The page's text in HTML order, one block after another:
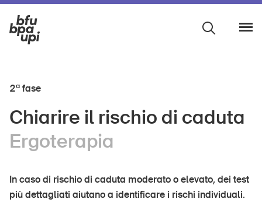
Studio medico
Assistenza e cure a domicilio
Fisioterapia
Ergoterapia
2a fase
Chiarire il rischio di caduta
Ergoterapia
In caso di rischio di caduta moderato o elevato, dei test
più dettagliati aiutano a identificare i rischi individuali.